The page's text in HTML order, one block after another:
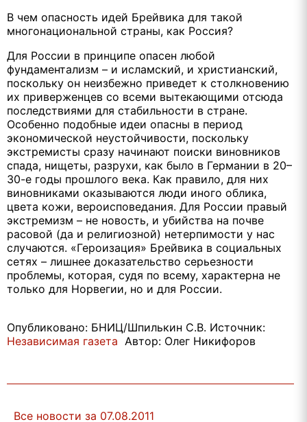
В чем опасность идей Брейвика для такой
многонациональной страны, как Россия?
Для России в принципе опасен любой
фундаментализм – и исламский, и христианский,
поскольку он неизбежно приведет к столкновению
их приверженцев со всеми вытекающими отсюда
последствиями для стабильности в стране.
Особенно подобные идеи опасны в период
экономической неустойчивости, поскольку
экстремисты сразу начинают поиски виновников
спада, нищеты, разрухи, как было в Германии в 20–
30-е годы прошлого века. Как правило, для них
виновниками оказываются люди иного облика,
цвета кожи, вероисповедания. Для России правый
экстремизм – не новость, и убийства на почве
расовой (да и религиозной) нетерпимости у нас
случаются. «Героизация» Брейвика в социальных
сетях – лишнее доказательство серьезности
проблемы, которая, судя по всему, характерна не
только для Норвегии, но и для России.
Опубликовано: БНИЦ/Шпилькин С.В. Источник:
Независимая газета Автор: Олег Никифоров
Все новости за 07.08.2011